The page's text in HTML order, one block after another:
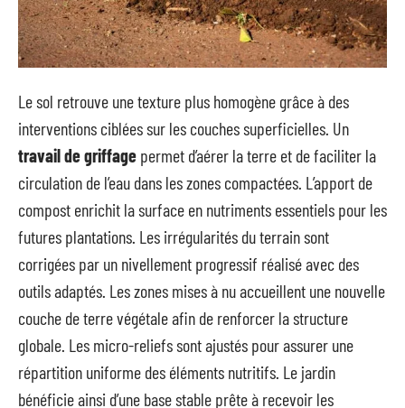
Le sol retrouve une texture plus homogène grâce à des
interventions ciblées sur les couches superficielles. Un
travail de griffage permet d’aérer la terre et de faciliter la
circulation de l’eau dans les zones compactées. L’apport de
compost enrichit la surface en nutriments essentiels pour les
futures plantations. Les irrégularités du terrain sont
corrigées par un nivellement progressif réalisé avec des
outils adaptés. Les zones mises à nu accueillent une nouvelle
couche de terre végétale afin de renforcer la structure
globale. Les micro-reliefs sont ajustés pour assurer une
répartition uniforme des éléments nutritifs. Le jardin
bénéficie ainsi d’une base stable prête à recevoir les